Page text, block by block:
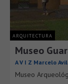
ARQUITECTURA
Museo
A V I Z Marcelo
Museo